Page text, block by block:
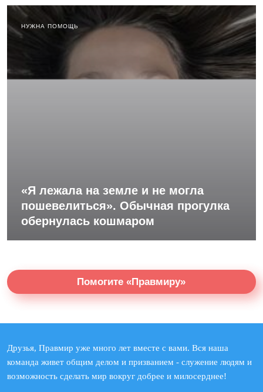
НУЖНА ПОМОЩЬ
«Я лежала на земле и не могла
пошевелиться». Обычная прогулка
обернулась кошмаром
Помогите «Правмиру»
Друзья, Правмир уже много лет вместе с вами. Вся наша
команда живет общим делом и призванием - служение людям и
возможность сделать мир вокруг добрее и милосерднее!